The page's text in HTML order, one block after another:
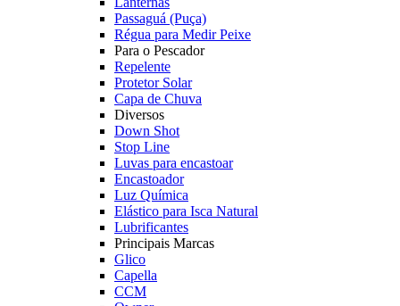
Passaguá (Puça)
Régua para Medir Peixe
Para o Pescador
Repelente
Protetor Solar
Capa de Chuva
Diversos
Down Shot
Stop Line
Luvas para encastoar
Encastoador
Luz Química
Elástico para Isca Natural
Lubrificantes
Principais Marcas
Glico
Capella
CCM